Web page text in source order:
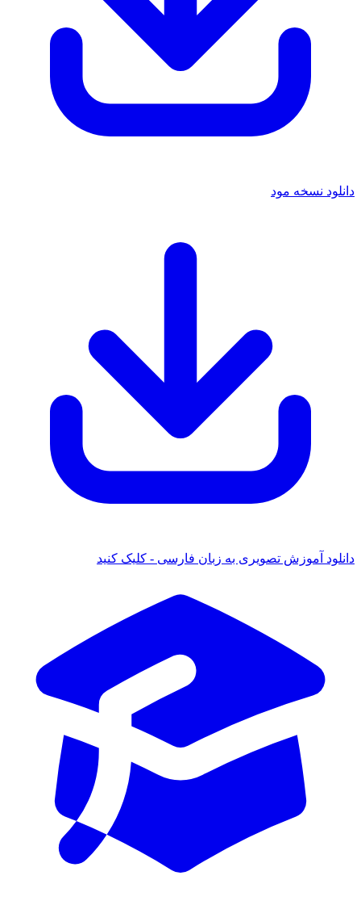
دانلود نسخه مود
دانلود آموزش تصویری به زبان فارسی - کلیک کنید